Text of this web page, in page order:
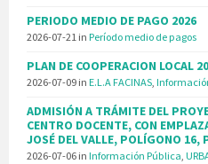
PERIODO MEDIO DE PAGO 2026
2026-07-21 in Período medio de pagos
PLAN DE COOPERACION LOCAL
2026-07-09 in E.L.A FACINAS,
ADMISIÓN A TRÁMITE DEL
CENTRO DOCENTE, CON
JOSÉ DEL VALLE, POLÍGONO 16,
2026-07-06 in Información Pública,